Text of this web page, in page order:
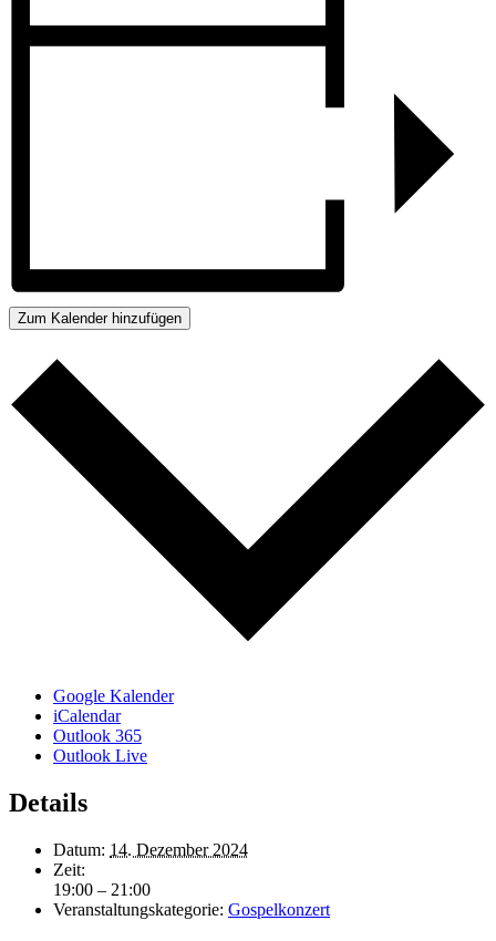
Zum Kalender hinzufügen
Google Kalender
iCalendar
Outlook 365
Outlook Live
Details
Datum: 14. Dezember 2024
Zeit:
19:00 – 21:00
Veranstaltungskategorie: Gospelkonzert